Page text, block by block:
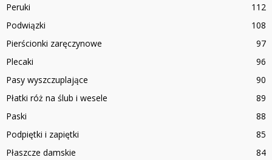
Peruki
112
Podwiązki
108
Pierścionki zaręczynowe
97
Plecaki
96
Pasy wyszczuplające
90
Płatki róż na ślub i wesele
89
Paski
88
Podpiętki i zapiętki
85
Płaszcze damskie
84